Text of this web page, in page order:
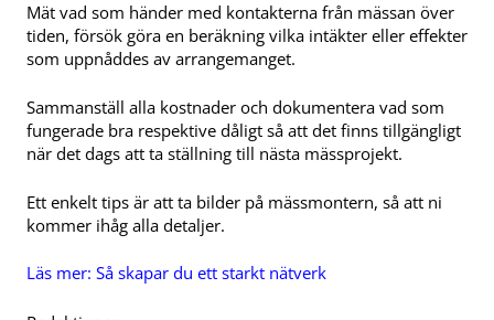
Mät vad som händer med kontakterna från mässan över
tiden, försök göra en beräkning vilka intäkter eller effekter
som uppnåddes av arrangemanget.
Sammanställ alla kostnader och dokumentera vad som
fungerade bra respektive dåligt så att det finns tillgängligt
när det dags att ta ställning till nästa mässprojekt.
Ett enkelt tips är att ta bilder på mässmontern, så att ni
kommer ihåg alla detaljer.
Läs mer: Så skapar du ett starkt nätverk